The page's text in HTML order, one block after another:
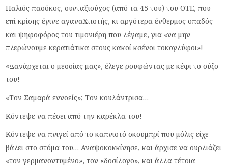
Παλιός πασόκος, συνταξιούχος (από τα 45 του) του ΟΤΕ, που
επί κρίσης έγινε αγαναΧτιστής, κι αργότερα ένθερμος οπαδός
και ψηφοφόρος του τιμονιέρη που λέγαμε, για «να μην
πλερώνουμε κερατιάτικα στους κακοί κσένοι τοκογλύφοι»!
«Ξανάρχεται ο μεσσίας μας», έλεγε ρουφώντας με κέφι το ούζο
του!
«Τον Σαμαρά εννοείς»; Τον κουλάντρισα…
Κόντεψε να πέσει από την καρέκλα του!
Κόντεψε να πνιγεί από το καπνιστό σκουμπρί που μόλις είχε
βάλει στο στόμα του… Αναψοκοκκίνησε, και άρχισε να ουρλιάζει
«τον γερμανοντυμένο», τον «δοσίλογο», και άλλα τέτοια